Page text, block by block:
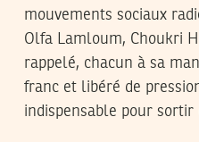
mouvements sociaux
Olfa Lamloum, Choukri
rappelé, chacun à sa
franc et libéré de
indispensable pour sortir